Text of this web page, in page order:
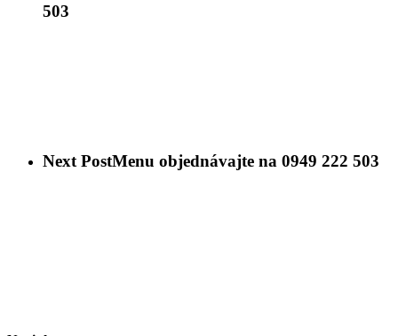
503
Next PostMenu objednávajte na 0949 222 503